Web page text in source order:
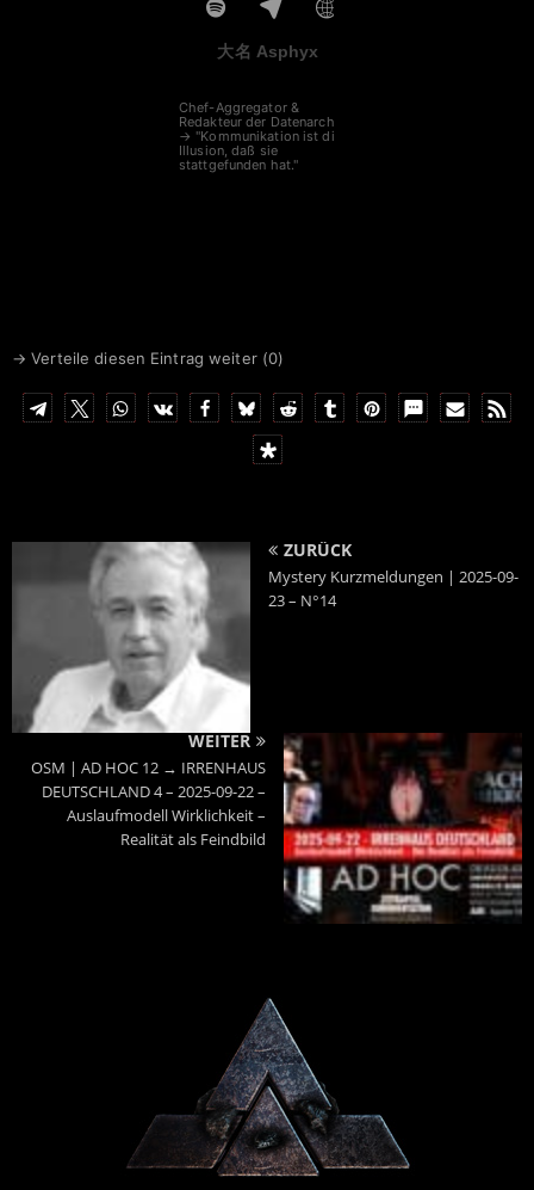
大名 Asphyx
Chef-Aggregator &
Redakteur der Datenarche
→ "Kommunikation ist die
Illusion, daß sie
stattgefunden hat."
→ Verteile diesen Eintrag weiter (0)
ZURÜCK
Mystery Kurzmeldungen | 2025-09-
23 – N°14
WEITER
OSM | AD HOC 12 → IRRENHAUS
DEUTSCHLAND 4 – 2025-09-22 –
Auslaufmodell Wirklichkeit –
Realität als Feindbild
Powered By :